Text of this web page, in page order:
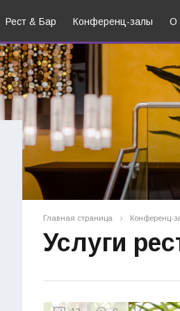
Рест & Бар Конференц-залы О
Главная страница Конференц-
Услуги